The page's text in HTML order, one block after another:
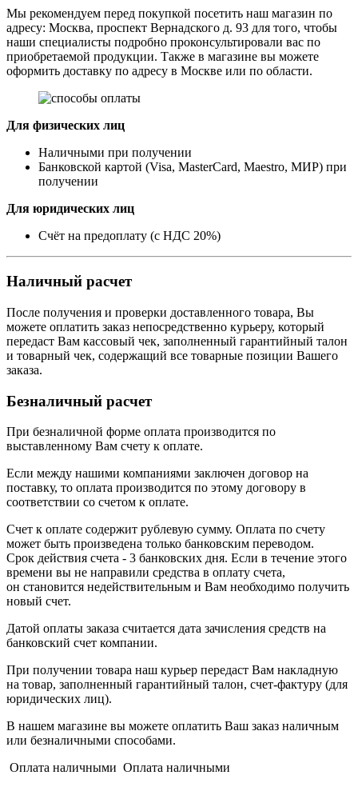
Мы рекомендуем перед покупкой посетить наш магазин по
адресу: Москва, проспект Вернадского д. 93 для того, чтобы
наши специалисты подробно проконсультировали вас по
приобретаемой продукции. Также в магазине вы можете
оформить доставку по адресу в Москве или по области.
Для физических лиц
Наличными при получении
Банковской картой (Visa, MasterCard, Maestro, МИР) при
получении
Для юридических лиц
Счёт на предоплату (с НДС 20%)
Наличный расчет
После получения и проверки доставленного товара, Вы
можете оплатить заказ непосредственно курьеру, который
передаст Вам кассовый чек, заполненный гарантийный талон
и товарный чек, содержащий все товарные позиции Вашего
заказа.
Безналичный расчет
При безналичной форме оплата производится по
выставленному Вам счету к оплате.
Если между нашими компаниями заключен договор на
поставку, то оплата производится по этому договору в
соответствии со счетом к оплате.
Счет к оплате содержит рублевую сумму. Оплата по счету
может быть произведена только банковским переводом.
Срок действия счета - 3 банковских дня. Если в течение этого
времени вы не направили средства в оплату счета,
он становится недействительным и Вам необходимо получить
новый счет.
Датой оплаты заказа считается дата зачисления средств на
банковский счет компании.
При получении товара наш курьер передаст Вам накладную
на товар, заполненный гарантийный талон, счет-фактуру (для
юридических лиц).
В нашем магазине вы можете оплатить Ваш заказ наличным
или безналичными способами.
Оплата наличными Оплата наличными